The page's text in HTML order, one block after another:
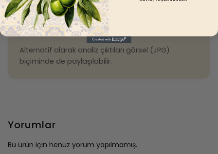
📄 Analiz Raporlarını Görüntüle (Google
Drive)
Alternatif olarak analiz çıktıları görsel (JPG)
biçiminde de paylaşılabilir.
Yorumlar
Bu ürün için henüz yorum yapılmamış.